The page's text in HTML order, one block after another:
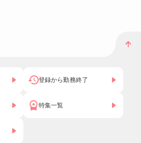
登録から勤務終了
特集一覧